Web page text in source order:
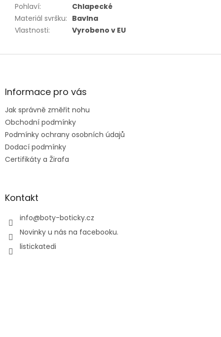
Pohlaví:
Chlapecké
Materiál svršku: Bavlna
Vlastnosti: Vyrobeno v EU
Z
aInformace pro vás
Jak správně změřit nohu
Obchodní podmínky
Podmínky ochrany osobních údajů
Dodací podmínky
Certifikáty a Žirafa
Kontakt
info@boty-boticky.cz
Novinky u nás na facebooku.
listickatedi